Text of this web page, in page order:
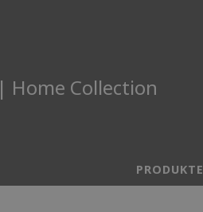
| Home Collection
PRODUKTE